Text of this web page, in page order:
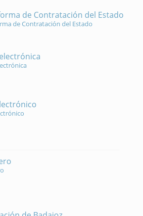
de Contratación del Estado
de Contratación del Estado